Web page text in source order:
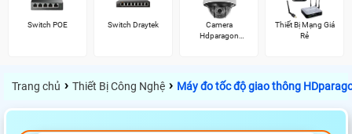
Switch POE Switch Draytek
Camera
Hdparagon
Thiết Bị Mạng Giá
Rẻ
Trang chủ › Thiết Bị Công Nghệ › Máy đo tốc độ giao thông